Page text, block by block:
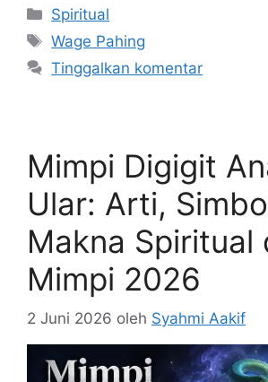
Kategori
Spiritual
Tag
Wage Pahing
Tinggalkan komentar
Mimpi Digigit
Ular: Arti,
Makna Spiritual
Mimpi 2026
2 Juni 2026 oleh Syahmi Aakif